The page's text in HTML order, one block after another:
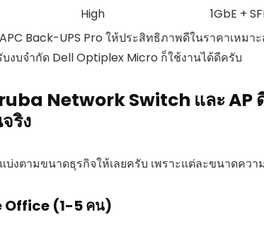
High 1GbE +
Back-UPS Pro ให้ประสิทธิภาพดีในราคาเหม
งบจำกัด Dell Optiplex Micro ก็ใช้งานได้ดีครับ
Network Switch และ AP
ริง
บ่งตามขนาดธุรกิจให้เลยครับ เพราะแต่ละขนาดคว
Office (1-5 คน)